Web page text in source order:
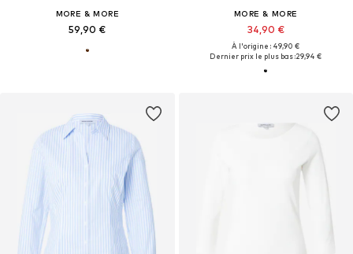
MORE & MORE
59,90 €
MORE & MORE
34,90 €
À l'origine : 49,90 €
Dernier prix le plus bas :29,94 €